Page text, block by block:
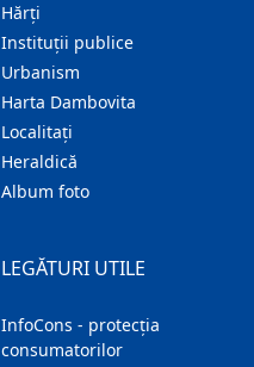
Hărţi
Instituţii publice
Urbanism
Harta Dambovita
Localitaţi
Heraldică
Album foto
LEGĂTURI UTILE
InfoCons - protecția
consumatorilor